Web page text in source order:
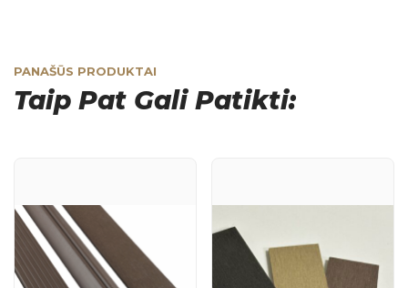
PANAŠŪS PRODUKTAI
Taip Pat Gali Patikti: